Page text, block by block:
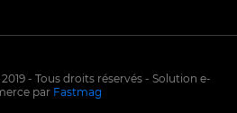
- Tous droits réservés - Solution e-
par Fastmag